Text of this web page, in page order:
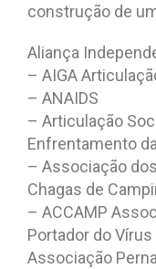
construção de
Aliança
– AIGA
– ANAIDS
– Articulação
Enfrentamento
– Associação
Chagas de
– ACCAMP
Portador do Vírus
Associação